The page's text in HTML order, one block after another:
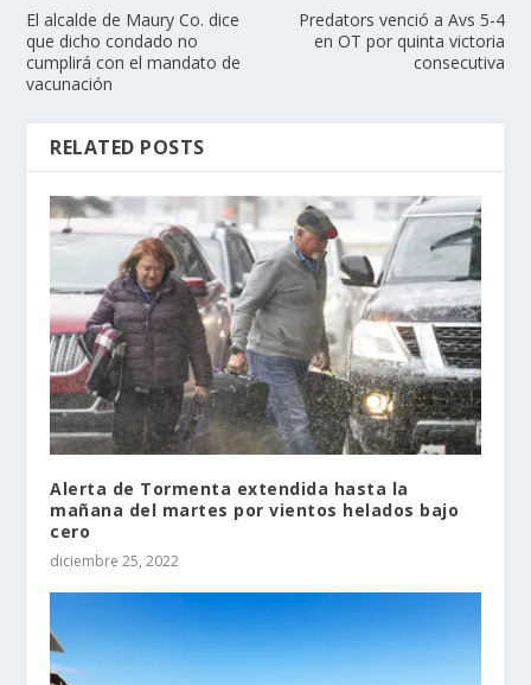
El alcalde de Maury Co. dice
que dicho condado no
cumplirá con el mandato de
vacunación
Predators venció a Avs 5-4
en OT por quinta victoria
consecutiva
RELATED POSTS
Alerta de Tormenta extendida hasta la
mañana del martes por vientos helados bajo
cero
diciembre 25, 2022